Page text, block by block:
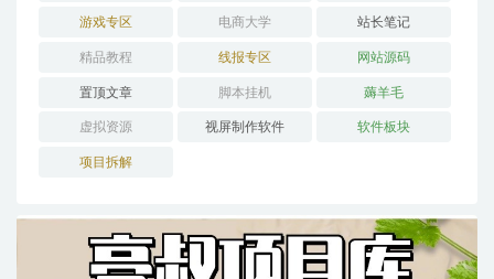
游戏专区 电商大学 站长笔记
精品教程 线报专区 网站源码
置顶文章 脚本挂机 薅羊毛
虚拟资源 视屏制作软件 软件板块
项目拆解